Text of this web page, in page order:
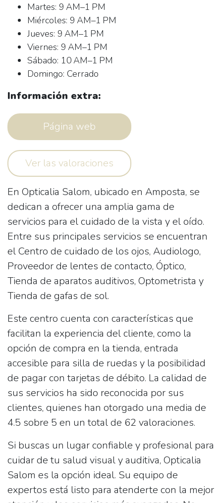
Martes: 9 AM–1 PM
Miércoles: 9 AM–1 PM
Jueves: 9 AM–1 PM
Viernes: 9 AM–1 PM
Sábado: 10 AM–1 PM
Domingo: Cerrado
Información extra:
Página web
Ver las valoraciones
En Opticalia Salom, ubicado en Amposta, se
dedican a ofrecer una amplia gama de
servicios para el cuidado de la vista y el oído.
Entre sus principales servicios se encuentran
elCentro de cuidado de los ojos, Audiologo,
Proveedor de lentes de contacto, Óptico,
Tienda de aparatos auditivos, Optometrista y
Tienda de gafas de sol.
Este centro cuenta con características que
facilitan la experiencia del cliente, como la
opción de compra en la tienda, entrada
accesible para silla de ruedas y la posibilidad
de pagar contarjetas de débito. La calidad de
sus servicios ha sido reconocida por sus
clientes, quienes han otorgado una media de
4.5 sobre 5 en un total de 62 valoraciones.
Si buscas un lugar confiable y profesional para
cuidar de tu salud visual y auditiva, Opticalia
Salom es la opción ideal. Su equipo de
expertos está listo para atenderte con la mejor